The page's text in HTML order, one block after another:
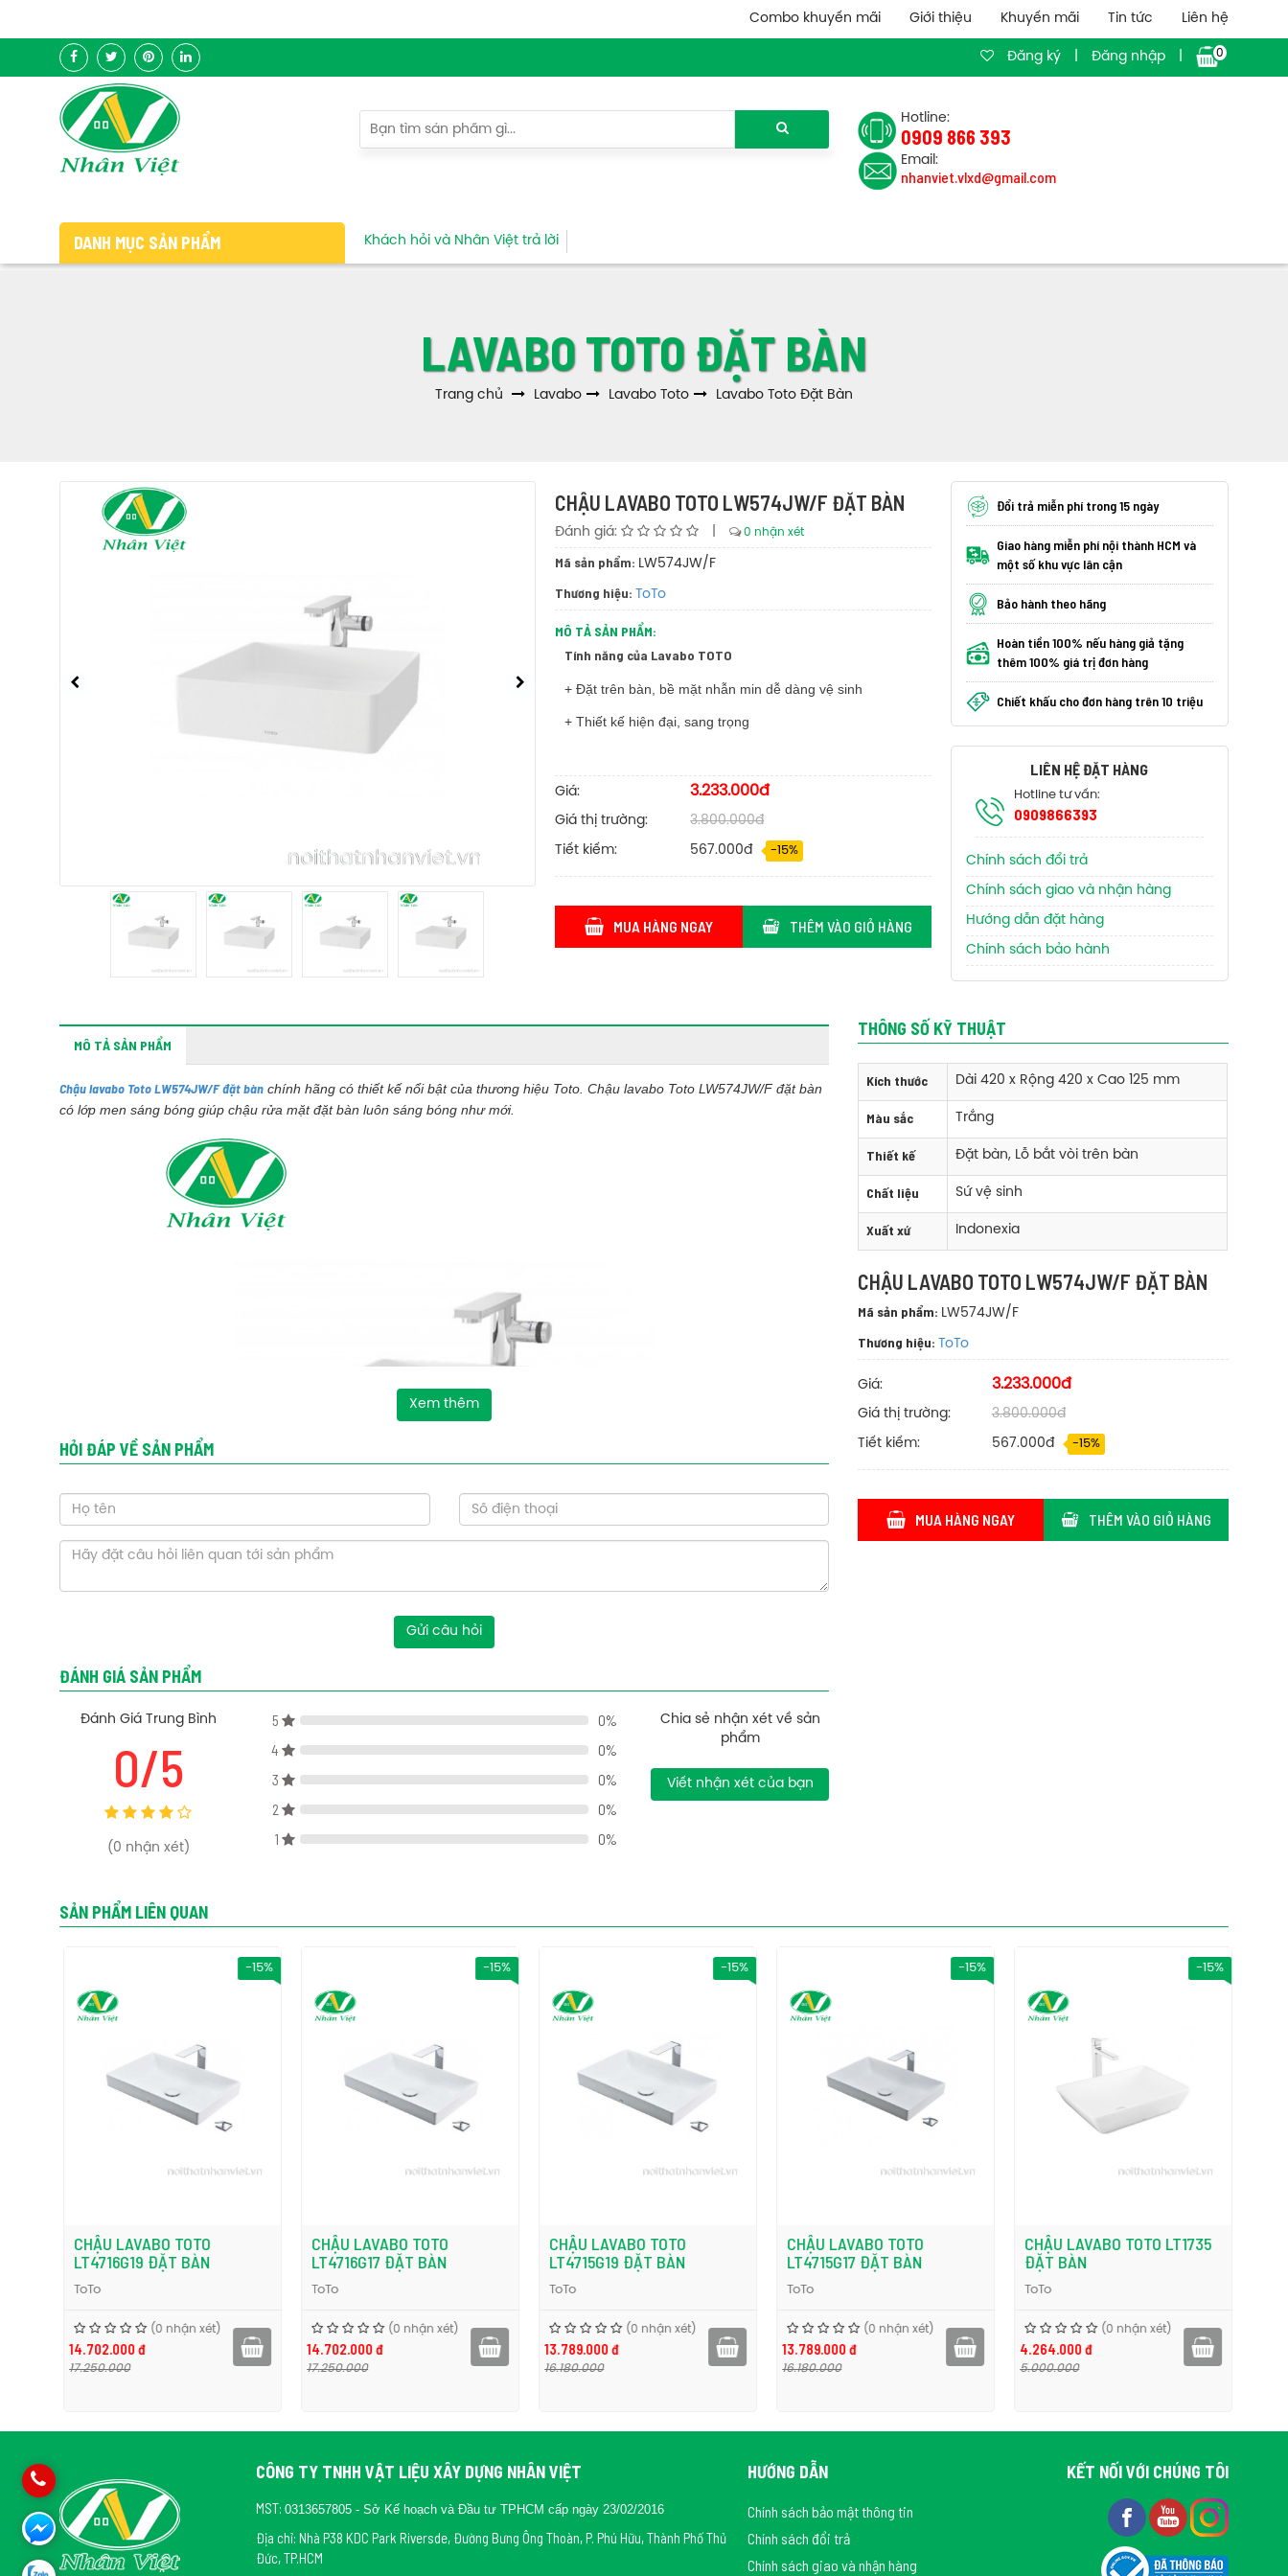
Combo khuyến mãi Giới thiệu Khuyến mãi Tin tức Liên hệ
Đăng ký Đăng nhập 0
Hotline:
0909 866 393
Email:
nhanviet.vlxd@gmail.com
DANH MỤC SẢN PHẨM Khách hỏi và Nhân Việt trả lời
LAVABO TOTO ĐẶT BÀN
Trang chủ Lavabo Lavabo Toto Lavabo Toto Đặt Bàn
CHẬU LAVABO TOTO LW574JW/F ĐẶT BÀN
Đánh giá: 0 nhận xét
Mã sản phẩm: LW574JW/F
Thương hiệu: ToTo
MÔ TẢ SẢN PHẨM:
Tính năng của Lavabo TOTO
+ Đặt trên bàn, bề mặt nhẫn min dễ dàng vệ sinh
+ Thiết kế hiện đại, sang trọng
Giá: 3.233.000đ
Giá thị trường: 3.800.000đ
Tiết kiếm: 567.000đ -15%
MUA HÀNG NGAY THÊM VÀO GIỎ HÀNG
Đổi trả miễn phí trong 15 ngày
Giao hàng miễn phí nội thành HCM và
một số khu vực lân cận
Bảo hành theo hãng
Hoàn tiền 100% nếu hàng giả tặng
thêm 100% giá trị đơn hàng
Chiết khấu cho đơn hàng trên 10 triệu
LIÊN HỆ ĐẶT HÀNG
Hotline tư vấn:
0909866393
Chính sách đổi trả
Chính sách giao và nhận hàng
Hướng dẫn đặt hàng
Chính sách bảo hành
MÔ TẢ SẢN PHẨM
Chậu lavabo Toto LW574JW/F đặt bàn chính hãng có thiết kế nổi bật của thương hiệu Toto. Chậu lavabo Toto LW574JW/F đặt bàn
có lớp men sáng bóng giúp chậu rửa mặt đặt bàn luôn sáng bóng như mới.
Phụ kiện chậu lavabo Toto LW574JW/F đặt bàn
Thân chậu: LW574JW
Vòi lavabo có thể kết hợp:
Kích thước: Dài 420 x Rộng 420 x Cao 125 mm
Màu sắc: Trắng
Thiết kế: Đặt bàn, Lỗ bắt vòi trên bàn
Bản vẽ kỹ thuật chậu lavabo Toto LW574JW/F đặt bàn
Xem thêm
HỎI ĐÁP VỀ SẢN PHẨM
Gửi câu hỏi
ĐÁNH GIÁ SẢN PHẨM
Đánh Giá Trung Bình
0/5
( 0 nhận xét)
5
0%
4
0%
3
0%
2
0%
1
0%
Chia sẻ nhận xét về sản
phẩm
Viết nhận xét của bạn
THÔNG SỐ KỸ THUẬT
Kích thước Dài 420 x Rộng 420 x Cao 125 mm
Màu sắc Trắng
Thiết kế Đặt bàn, Lỗ bắt vòi trên bàn
Chất liệu Sứ vệ sinh
Xuất xứ Indonexia
CHẬU LAVABO TOTO LW574JW/F ĐẶT BÀN
Mã sản phẩm: LW574JW/F
Thương hiệu:ToTo
Giá: 3.233.000đ
Giá thị trường: 3.800.000đ
Tiết kiếm: 567.000đ -15%
MUA HÀNG NGAY THÊM VÀO GIỎ HÀNG
SẢN PHẨM LIÊN QUAN
-15%
CHẬU LAVABO TOTO
LT4716G19 ĐẶT BÀN
ToTo
(0 nhận xét)
14.702.000 đ
17.250.000
-15%
CHẬU LAVABO TOTO
LT4716G17 ĐẶT BÀN
ToTo
(0 nhận xét)
14.702.000 đ
17.250.000
-15%
CHẬU LAVABO TOTO
LT4715G19 ĐẶT BÀN
ToTo
(0 nhận xét)
13.789.000 đ
16.180.000
-15%
CHẬU LAVABO TOTO
LT4715G17 ĐẶT BÀN
ToTo
(0 nhận xét)
13.789.000 đ
16.180.000
-15%
CHẬU LAVABO TOTO LT1735
ĐẶT BÀN
ToTo
(0 nhận xét)
4.264.000 đ
5.000.000
CÔNG TY TNHH VẬT LIỆU XÂY DỰNG NHÂN VIỆT
MST: 0313657805 - Sở Kế hoạch và Đầu tư TPHCM cấp ngày 23/02/2016
Địa chỉ: Nhà P38 KDC Park Riversde, Đường Bưng Ông Thoàn, P. Phú Hữu, Thành Phố Thủ
Đức, TP.HCM
HƯỚNG DẪN
Chính sách bảo mật thông tin
Chính sách đổi trả
Chính sách giao và nhận hàng
KẾT NỐI VỚI CHÚNG TÔI